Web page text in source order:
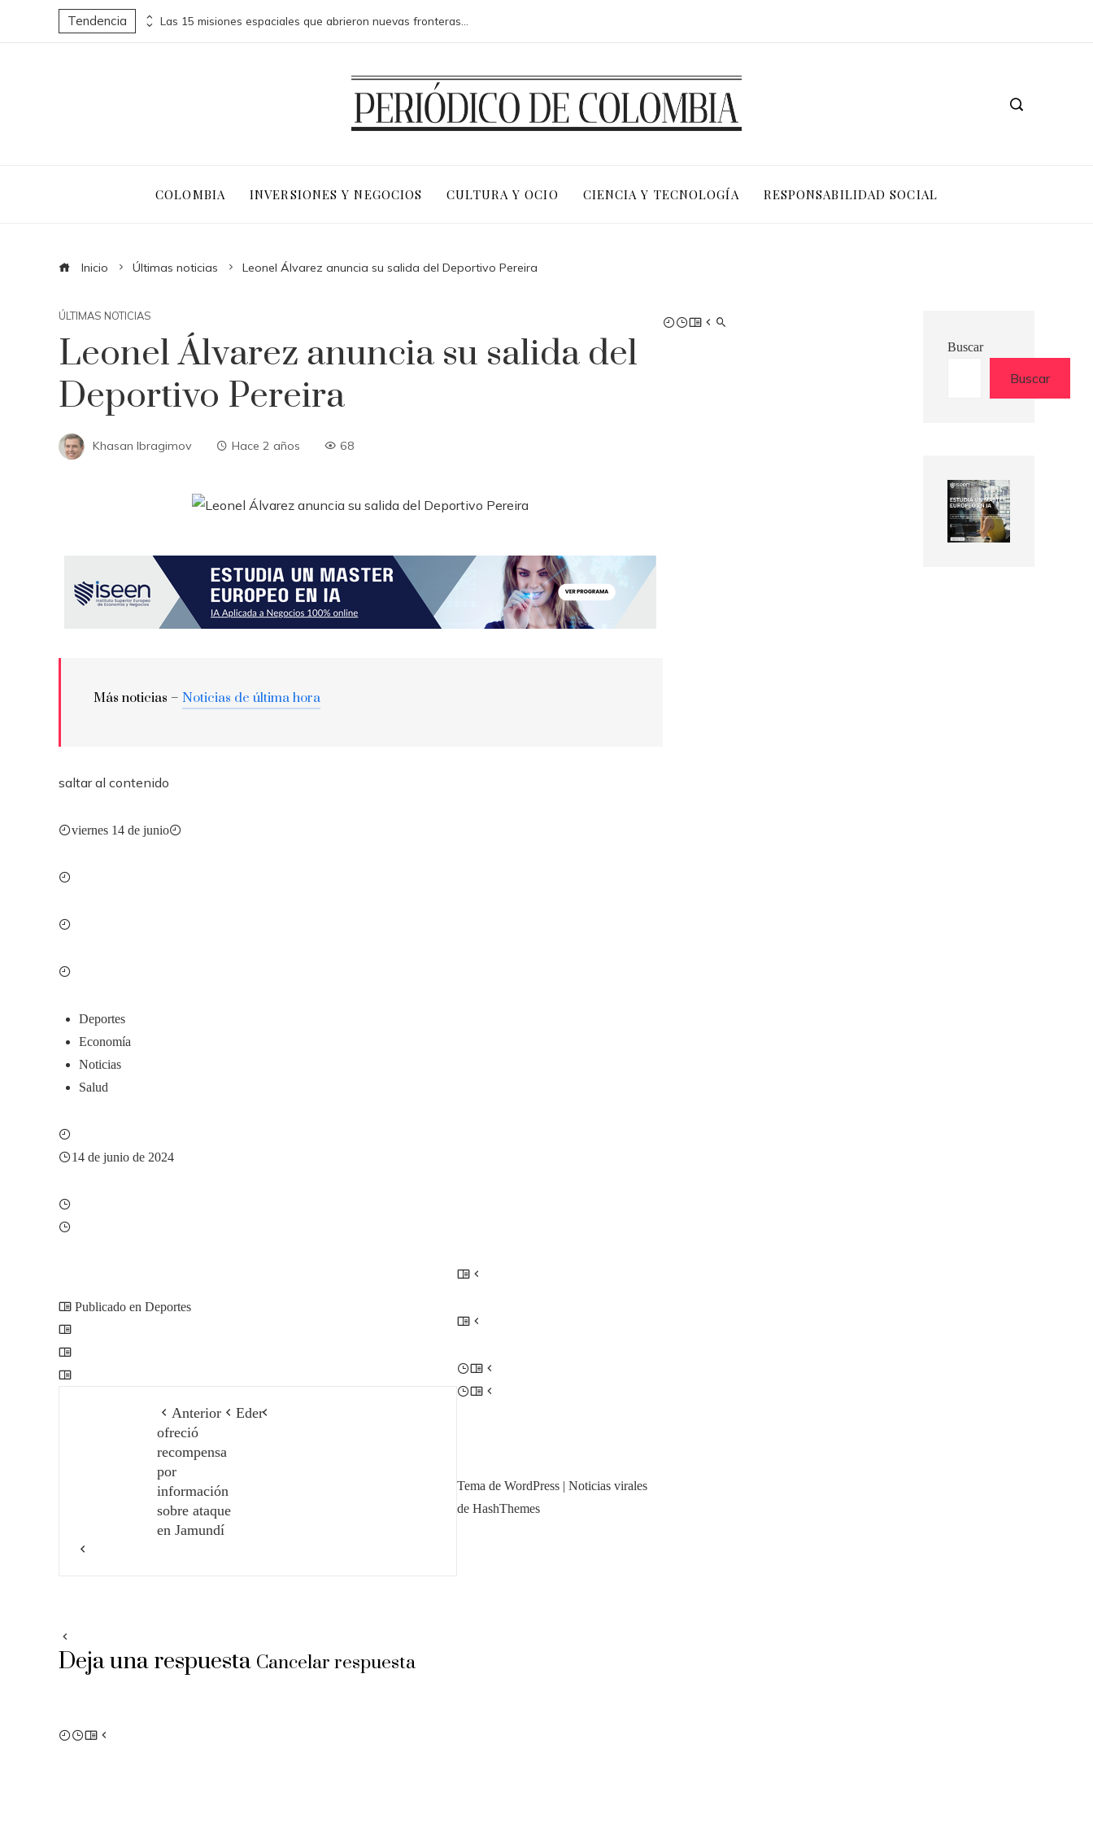
Tendencia Fuentes naturales de vitamina C para una dieta equilibrada y saludable
COLOMBIA INVERSIONES Y NEGOCIOS CULTURA Y OCIO CIENCIA Y TECNOLOGÍA RESPONSABILIDAD SOCIAL
Inicio Últimas noticias Leonel Álvarez anuncia su salida del Deportivo Pereira
ÚLTIMAS NOTICIAS
Leonel Álvarez anuncia su salida del
Deportivo Pereira
Khasan Ibragimov Hace 2 años 68
Más noticias – Noticias de última hora
saltar al contenido
viernes 14 de junio
Deportes
Economía
Noticias
Salud
14 de junio de 2024
Publicado en Deportes
Anterior
Eder
ofreció
recompensa
por
información
sobre ataque
en Jamundí
Deja una respuesta Cancelar respuesta
Tema de WordPress |Noticias virales
de HashThemes
Buscar
Buscar